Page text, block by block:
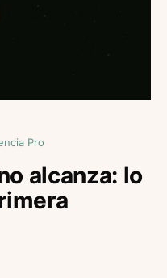
Pro
alcanza: lo